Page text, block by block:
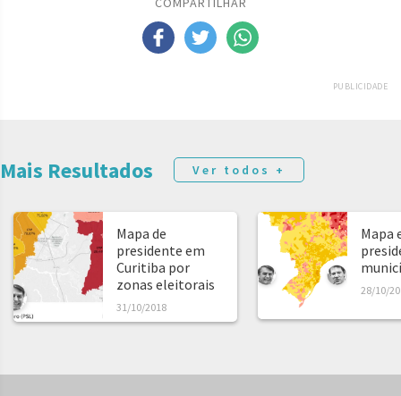
PUBLICIDADE
Mais Resultados Ver todos +
Mapa de
presidente em
Curitiba por
zonas eleitorais
31/10/2018
Mapa
28/10/